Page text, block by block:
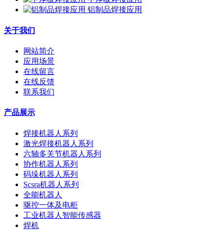
铝制品焊接应用
关于我们
网站简介
应用场景
在线留言
在线反馈
联系我们
产品展示
焊接机器人系列
激光焊接机器人系列
六轴多关节机器人系列
协作机器人系列
码垛机器人系列
Scsra机器人系列
全能机器人
驱控一体及电柜
工业机器人智能传感器
焊机